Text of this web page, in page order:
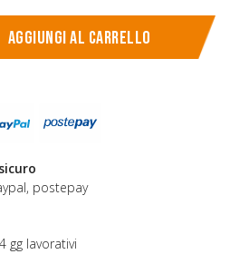
Aggiungi al carrello
postepay
gg lavorativi